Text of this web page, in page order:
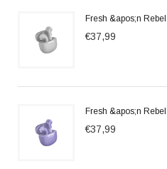
Fresh &apos;n
€37,99
Fresh &apos;n
€37,99